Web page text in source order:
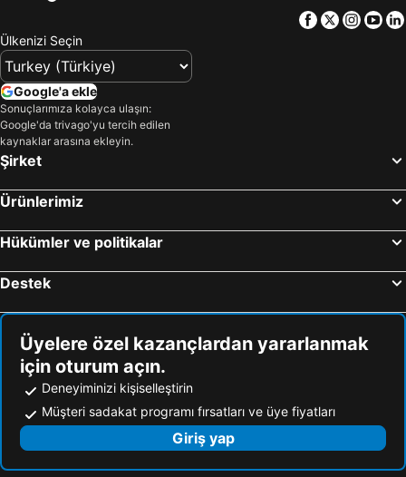
Facebook
Twitter
Ülkenizi Seçin
Google'a ekle
Sonuçlarımıza kolayca ulaşın:
Google'da trivago'yu tercih edilen
kaynaklar arasına ekleyin.
Şirket
Ürünlerimiz
Hükümler ve politikalar
Destek
Üyelere özel kazançlardan yararlanmak
için oturum açın.
Deneyiminizi kişiselleştirin
Müşteri sadakat programı fırsatları ve üye fiyatları
Giriş yap